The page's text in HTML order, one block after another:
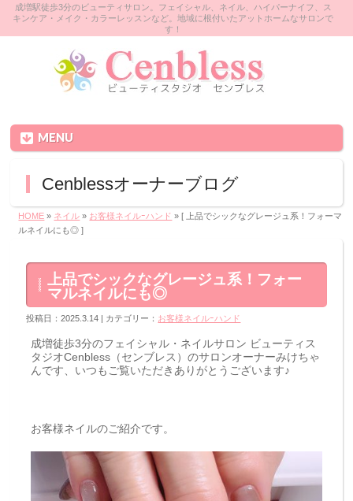
成増駅徒歩3分のビューティサロン。フェイシャル、ネイル、ハイパーナイフ、ス
キンケア・メイク・カラーレッスンなど。地域に根付いたアットホームなサロンで
す！
MENU
Cenblessオーナーブログ
HOME » ネイル » お客様ネイルｰハンド » [ 上品でシックなグレージュ系！フォーマ
ルネイルにも◎ ]
上品でシックなグレージュ系！フォー
マルネイルにも◎
投稿日：2025.3.14 | カテゴリー： お客様ネイルｰハンド
成増徒歩3分のフェイシャル・ネイルサロン ビューティス
タジオCenbless（センブレス）のサロンオーナーみけちゃ
んです、いつもご覧いただきありがとうございます♪
お客様ネイルのご紹介です。